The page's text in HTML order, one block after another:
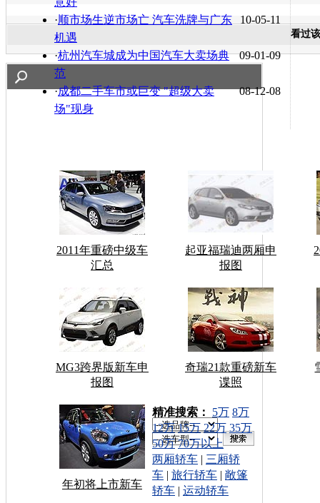
10-05-11
·顺市场生逆市场亡 汽车洗牌与广东
机遇
09-01-09
·杭州汽车城成为中国汽车大卖场典
范
08-12-08
·成都二手车市或巨变 "超级大卖
场"现身
看过
2011年重磅中级车
汇总
起亚福瑞迪两厢申
报图
MG3跨界版新车申
报图
奇瑞21款重磅新车
谍照
年初将上市新车
车型搜索：
精准搜索： 5万 8万
12万 15万 22万 35万
50万 70万以上
两厢轿车 | 三厢轿
车 | 旅行轿车 | 敞篷
轿车 | 运动轿车